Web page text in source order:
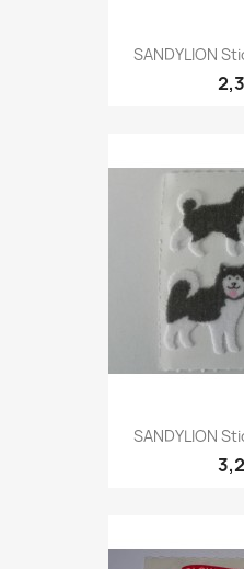
SANDYLION
SANDYLION